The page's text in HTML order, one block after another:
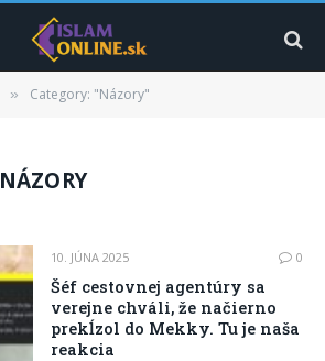
» Category: "Názory"
NÁZORY
10. JÚNA 2025 0
Šéf cestovnej agentúry sa
verejne chváli, že načierno
prekĺzol do Mekky. Tu je naša
reakcia